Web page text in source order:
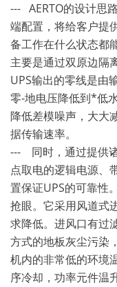
--- AERTO的设计思
端配置，将给客户提
备工作在什么状态都
主要是通过双原边隔
UPS输出的零线是由
零-地电压降低到*低
降低差模噪声，大大
据传输速率。
--- 同时，通过提供
点取电的逻辑电源、
置保证UPS的可靠性
抢眼。它采用风道式
求降低。进风口有过
方式的地板灰尘污染
机内的非常低的环境
序冷却，功率元件温